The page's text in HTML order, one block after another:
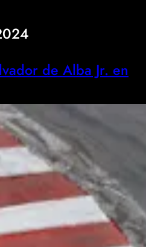
de Alba Jr. en